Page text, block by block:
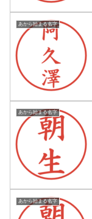
あから始まる名字
あから始まる名字
あから始まる名字